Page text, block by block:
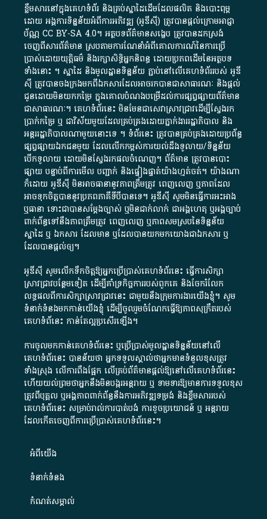
ខ្លឹមសារ​នៅ​ក្នុង​គេហទំព័រ និង​គ្រប់​ស្នា​ដៃ​ដើម​ដែល​ផលិត​ និង​បោះពុម្ព​
ដោយ​ អង្គការ​ទិន្នន័យ​អំពី​ការអភិវឌ្ឍ​​ (អូ​ឌី​ស៊ី)​ ត្រូវ​បាន​ផ្តល់​ក្រោម​អាជ្ញា
ប័ណ្ណ​CC BY-SA 4.0។​ អត្ថបទ​ព័ត៌មាន​សង្ខេប​ ត្រូវ​បាន​ដកស្រង់​
ចេញពី​សារព័ត៌មាន ស្របតាមការ​ណែនាំ​អំពី​គោលការណ៍​នៃ​ការ​ប្រើ
ប្រាស់​ដោយ​យុត្តិធម៌​ និង​រក្សាសិទ្ធិអ្នកនិពន្ធ ដោយ​ប្រភពដើម​នៃ​​អត្ថបទ
ទាំង​នោះ​ ។​ ស្នាដៃ​ និង​មូលដ្ឋាន​ទិន្នន័យ ​ភ្ជាប់​នៅ​លើ​គេហទំព័រ​របស់​ អូ​ឌី​
ស៊ី​ ត្រូវ​បាន​ចងក្រង​មក​ពី​ឯកសារ​ដែល​អាច​រក​បានជា​សាធារណៈ​ និង​ផ្តល់​
ជូន​ដោយ​មិន​យក​កម្រៃ​ ក្នុង​គោលបំណង​បម្រើ​ដល់ការ​ផ្សព្វផ្សាយ​ព័ត៌មាន​
ជា​សាធារណៈ​។​ គេហទំព័រ​នេះ​ មិនមែន​ជា​សេវា​ស្រាវជ្រាវ​ដើម្បី​ស្វែងរក
ប្រាក់​កម្រៃ​ ឬ​ ជា​វិស័យ​មួយ​ដែល​គ្រប់គ្រង​ដោយ​ភ្នាក់ងារ​រដ្ឋាភិបាល​ និង ​
អន្តររដ្ឋាភិបាល​ណាមួយ​នោះ​ទេ ​។​ ទំព័រ​នេះ​ ត្រូវ​បាន​គ្រប់គ្រង​ដោយ​ប្រព័ន្ធ​
ផ្សព្វផ្សាយ​ឯកជន​មួយ​ ដែល​លើកកម្ពស់​ការ​យល់​ដឹង​ទូលាយ​/​ទិន្នន័យ​
បើក​ទូលាយ​ ដោយ​មិនស្វែង​រក​ផល​ចំណេញ​។​ ព័ត៌មាន​ ត្រូវ​បាន​បោះ
ផ្សាយ​ បន្ទាប់​ពី​ការ​មើល​ បញ្ជាក់​ និង​ផ្ទៀងផ្ទាត់​យ៉ាង​ហ្មត់ចត់​។​ យ៉ាងណា​
ក៏​ដោយ​ អូ​ឌី​ស៊ី​ មិន​អាច​ធានា​នូវ​ភាព​ត្រឹមត្រូវ​ ពេញលេញ​ ឬ​ភាព​ដែល​
អាច​ទុកចិត្ត​បាននូវ​ប្រភព​ភាគី​ទី​បី​បាន​ទេ​។​ អូ​ឌី​ស៊ី​ សូម​មិន​ធ្វើការ​អះអាង​
ឬ​ធានា​ ទោះជា​បាន​សម្តែង​ច្បាស់​ ឬ​មិន​ជាក់លាក់​ ជា​អង្គហេតុ​ ឬ​អង្គច្បាប់​
ពាក់ព័ន្ធ​ទៅ​នឹង​ភាព​ត្រឹមត្រូវ​ ពេញលេញ​ ឬ​ភាព​សម​ស្រប​នៃ​ទិន្នន័យ​
ស្នាដៃ​ ឬ​ ឯកសារ​ ដែល​មាន​ ឬ​ដែល​បាន​យក​មក​យោង​ជា​ឯកសារ​ ឬ​
ដែល​បាន​ផ្តល់​ឲ្យ​។
អូឌីស៊ី សូមលើកទឹកចិត្តឱ្យអ្នកប្រើប្រាស់គេហទំព័រនេះ ធ្វើការសិក្សា
ស្រាវជ្រាវបន្ថែមទៀត ដើម្បីគាំទ្រកិច្ចការ​របស់ពួកគេ និងចែករំលែក
លទ្ធផលពីការសិក្សាស្រាវជ្រាវនេះ ជាមួយនឹងក្រុមការងារយើងខ្ញុំ។ សូម
ទំនាក់ទំនងមកកាន់យើងខ្ញុំ ដើម្បីចូលរួមចំណែកធ្វើឱ្យភាពសុក្រឹតរបស់
គេហទំព័នេះ កាន់តែល្អប្រសើរឡើង។
ការចូលមកកាន់គេហទំព័រនេះ ឬប្រើប្រាស់មូលដ្ឋានទិន្នន័យនៅលើ
គេហទំព័រនេះ បានន័យថា អ្នកទទួលស្គាល់ថាអ្នកមានទំនួលខុសត្រូវ
ទាំងស្រុង លើការពឹងផ្អែក លើគ្រប់ព័ត៌មានផ្តល់ឱ្យនៅលើគេហទំព័រនេះ
ហើយយល់ព្រមថាអ្នកនឹងមិនបង្ករអន្តរាយ ឬ ទាមទារ​ឱ្យមានការទទួលខុស​
ត្រូវពីបុគ្គល ឬអង្គភាពពាក់ព័ន្ធនឹងការអភិវឌ្ឍទម្រង់ និងខ្លឹមសាររបស់
គេហទំព័រនេះ សម្រាប់រាល់ការបាត់បង់ ការខូចប្រយោជន៍ ឬ អន្តរាយ
ដែលកើតចេញពីការប្រើប្រាស់គេហទំព័រនេះ។
អំពី​យើង​
ទំនាក់ទំនង
កំណត់សម្គាល់